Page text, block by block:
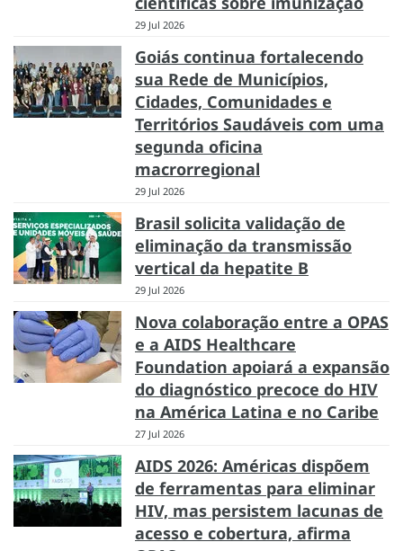
29 Jul 2026
Goiás continua fortalecendo
sua Rede de Municípios,
Cidades, Comunidades e
Territórios Saudáveis com uma
segunda oficina
macrorregional
29 Jul 2026
Brasil solicita validação de
eliminação da transmissão
vertical da hepatite B
29 Jul 2026
Nova colaboração entre a OPAS
e a AIDS Healthcare
Foundation apoiará a expansão
do diagnóstico precoce do HIV
na América Latina e no Caribe
27 Jul 2026
AIDS 2026: Américas dispõem
de ferramentas para eliminar
HIV, mas persistem lacunas de
acesso e cobertura, afirma